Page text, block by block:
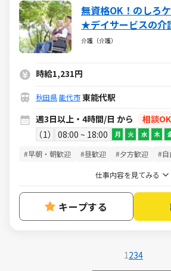
無資格OK！のしろ
★デイサービスの
OK・社保完備・各種
介護（介護）
時給1,231円
秋田県能代市東能代駅
週3日以上・4時間/日 から
相談OK
1
08:00 ~ 18:00 月 火 水 木
#早朝・朝歓迎 #昼歓迎 #夕方歓迎 #自
仕事内容を見てみる
キープする
1234